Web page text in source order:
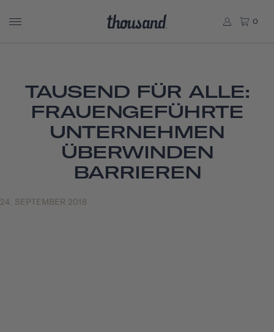
0
TAUSEND FÜR ALLE:
FRAUENGEFÜHRTE
UNTERNEHMEN
ÜBERWINDEN
BARRIEREN
24. SEPTEMBER 2018